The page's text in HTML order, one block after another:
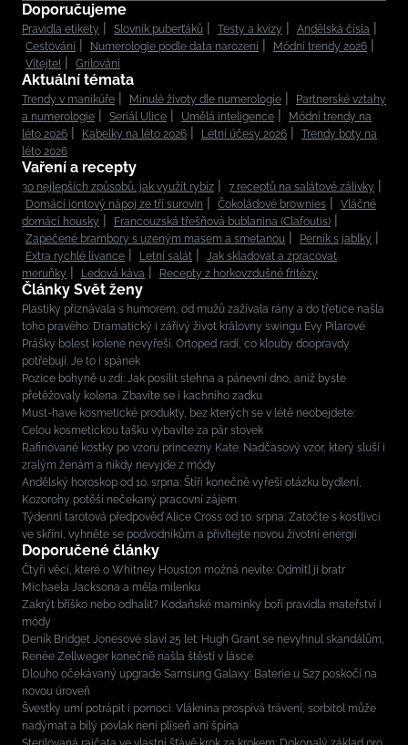
Doporučujeme
Pravidla etikety Slovník puberťáků Testy a kvízy
Andělská čísla
Cestování
Numerologie podle data narození
Módní trendy 2026
Vítejte!
Grilování
Aktuální témata
Trendy v manikúře Minulé životy dle numerologie
Partnerské vztahy
a numerologie
Seriál Ulice Umělá inteligence
Módní trendy na
léto 2026
Kabelky na léto 2026 Letní účesy 2026
Trendy boty na
léto 2026
Vaření a recepty
30 nejlepších způsobů, jak využít rybíz
7 receptů na salátové zálivky
Domácí iontový nápoj ze tří surovin
Čokoládové brownies
Vláčné
domácí housky
Francouzská třešňová bublanina (Clafoutis)
Zapečené brambory s uzeným masem a smetanou
Perník s jablky
Extra rychlé lívance
Letní salát
Jak skladovat a zpracovat
meruňky
Ledová káva Recepty z horkovzdušné fritézy
Články Svět ženy
Plastiky přiznávala s humorem, od mužů zažívala rány a do třetice našla
toho pravého: Dramatický i zářivý život královny swingu Evy Pilarové
Prášky bolest kolene nevyřeší. Ortoped radí, co klouby doopravdy
potřebují. Je to i spánek
Pozice bohyně u zdi: Jak posílit stehna a pánevní dno, aniž byste
přetěžovaly kolena. Zbavíte se i kachního zadku
Must-have kosmetické produkty, bez kterých se v létě neobejdete:
Celou kosmetickou tašku vybavíte za pár stovek
Rafinované kostky po vzoru princezny Kate. Nadčasový vzor, který sluší i
zralým ženám a nikdy nevyjde z módy
Andělský horoskop od 10. srpna: Štíři konečně vyřeší otázku bydlení,
Kozorohy potěší nečekaný pracovní zájem
Týdenní tarotová předpověď Alice Cross od 10. srpna: Zatočte s kostlivci
ve skříni, vyhněte se podvodníkům a přivítejte novou životní energii
Doporučené články
Čtyři věci, které o Whitney Houston možná nevíte: Odmítl ji bratr
Michaela Jacksona a měla milenku
Zakrýt bříško nebo odhalit? Kodaňské maminky boří pravidla mateřství i
módy
Deník Bridget Jonesové slaví 25 let: Hugh Grant se nevyhnul skandálům,
Renée Zellweger konečně našla štěstí v lásce
Dlouho očekávaný upgrade Samsung Galaxy: Baterie u S27 poskočí na
novou úroveň
Švestky umí potrápit i pomoci. Vláknina prospívá trávení, sorbitol může
nadýmat a bílý povlak není plíseň ani špína